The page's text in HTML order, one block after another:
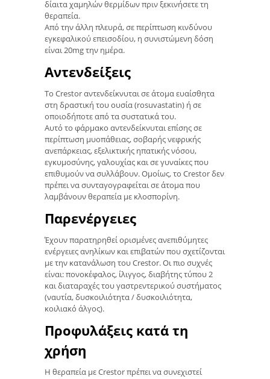
δίαιτα χαμηλών θερμίδων πριν ξεκινήσετε τη
θεραπεία.
Από την άλλη πλευρά, σε περίπτωση κινδύνου
εγκεφαλικού επεισοδίου, η συνιστώμενη δόση
είναι 20mg την ημέρα.
Αντενδείξεις
Το Crestor αντενδείκνυται σε άτομα ευαίσθητα
στη δραστική του ουσία (rosuvastatin) ή σε
οποιοδήποτε από τα συστατικά του.
Αυτό το φάρμακο αντενδείκνυται επίσης σε
περίπτωση μυοπάθειας, σοβαρής νεφρικής
ανεπάρκειας, εξελικτικής ηπατικής νόσου,
εγκυμοσύνης, γαλουχίας και σε γυναίκες που
επιθυμούν να συλλάβουν. Ομοίως, το Crestor δεν
πρέπει να συνταγογραφείται σε άτομα που
λαμβάνουν θεραπεία με κλοσπορίνη.
Παρενέργειες
Έχουν παρατηρηθεί ορισμένες ανεπιθύμητες
ενέργειες ανηλίκων και επιβατών που σχετίζονται
με την κατανάλωση του Crestor. Οι πιο συχνές
είναι: πονοκέφαλος, ίλιγγος, διαβήτης τύπου 2
και διαταραχές του γαστρεντερικού συστήματος
(ναυτία, δυσκοιλιότητα / δυσκοιλιότητα,
κοιλιακό άλγος).
Προφυλάξεις κατά τη
χρήση
Η θεραπεία με Crestor πρέπει να συνεχιστεί